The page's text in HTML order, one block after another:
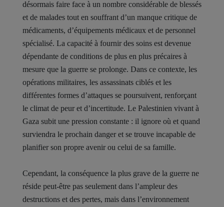
désormais faire face à un nombre considérable de blessés
et de malades tout en souffrant d’un manque critique de
médicaments, d’équipements médicaux et de personnel
spécialisé. La capacité à fournir des soins est devenue
dépendante de conditions de plus en plus précaires à
mesure que la guerre se prolonge. Dans ce contexte, les
opérations militaires, les assassinats ciblés et les
différentes formes d’attaques se poursuivent, renforçant
le climat de peur et d’incertitude. Le Palestinien vivant à
Gaza subit une pression constante : il ignore où et quand
surviendra le prochain danger et se trouve incapable de
planifier son propre avenir ou celui de sa famille.
Cependant, la conséquence la plus grave de la guerre ne
réside peut-être pas seulement dans l’ampleur des
destructions et des pertes, mais dans l’environnement